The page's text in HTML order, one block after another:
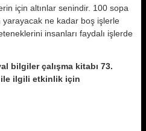
için altınlar senindir. 100 sopa
ne kadar boş işlerle
insanları faydalı işlerde
bilgiler çalışma kitabı 73.
ile ilgili etkinlik için